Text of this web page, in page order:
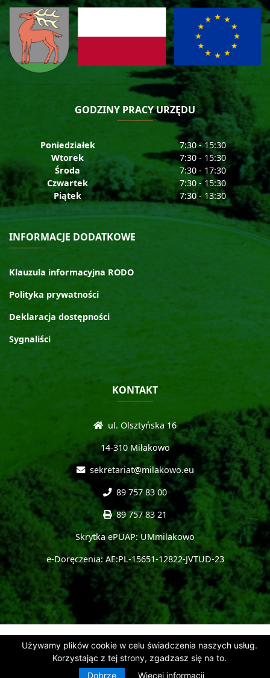
Używamy plików cookie w celu świadczenia naszych usług.
Korzystając z tej strony, zgadzasz się na to.
Dobrze
Więcej informacji
GODZINY PRACY URZĘDU
Poniedziałek
7:30 - 15:30
Wtorek
7:30 - 15:30
Środa
7:30 - 17:30
Czwartek
7:30 - 15:30
Piątek
7:30 - 13:30
INFORMACJE DODATKOWE
Klauzula informacyjna RODO
Polityka prywatności
Deklaracja dostępności
Sygnaliści
KONTAKT
ul. Olsztyńska 16
14-310 Miłakowo
sekretariat@milakowo.eu
89 757 83 00
89 757 83 21
Skrytka ePUAP: UMmilakowo
e-Doręczenia: AE:PL-15651-12822-JVTUD-23